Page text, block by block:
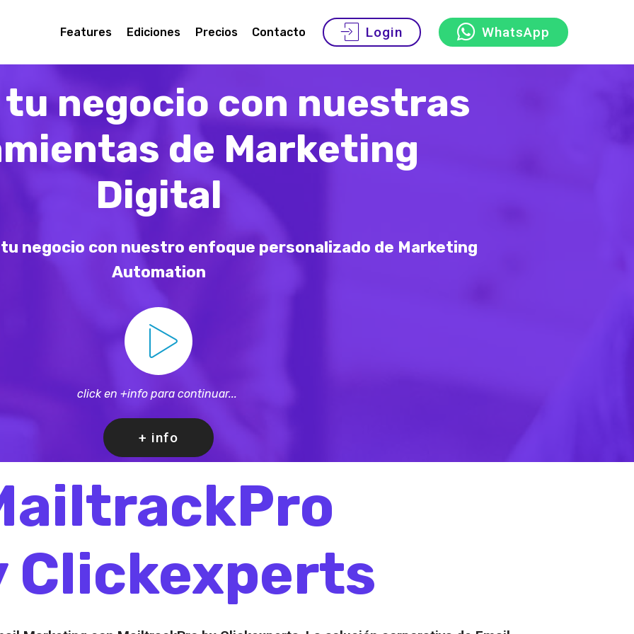
Features Ediciones Precios Contacto Login WhatsApp
negocio con nuestras
de Marketing
Digital
negocio con nuestro enfoque personalizado de Marketing
Automation
click en +info para continuar...
+ info
Clickexperts